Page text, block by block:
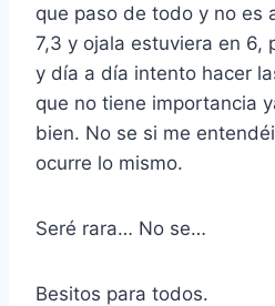
que paso de todo y no es
7,3 y ojala estuviera en 6,
y día a día intento hacer
que no tiene importancia
bien. No se si me
ocurre lo mismo.
Seré rara… No se…
Besitos para todos.